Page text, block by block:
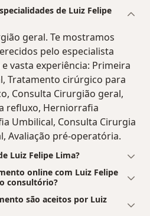
de Luiz Felipe
geral. Te mostramos
pelo especialista
vasta experiência: Primeira
Tratamento cirúrgico para
Consulta Cirurgião geral,
refluxo, Herniorrafia
Umbilical, Consulta Cirurgia
Avaliação pré-operatória.
Luiz Felipe Lima?
online com Luiz Felipe
consultório?
são aceitos por Luiz